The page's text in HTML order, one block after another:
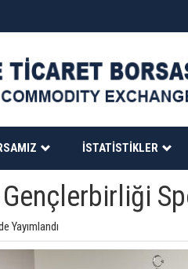
İSTATISTIKLER
Gençlerbirliği
Yayımlandı